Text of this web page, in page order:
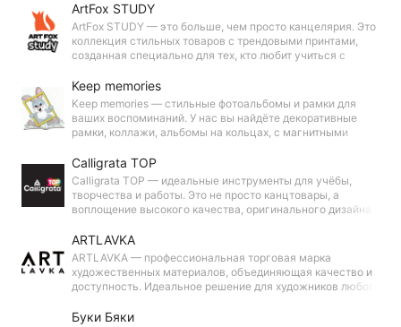
ArtFox STUDY
ArtFox STUDY — это больше, чем просто канцелярия. Это
коллекция стильных товаров с трендовыми принтами,
созданная специально для тех, кто любит учиться с
Keep memories
Keep memories — стильные фотоальбомы и рамки для
ваших воспоминаний. У нас вы найдёте декоративные
рамки, коллажи, альбомы на кольцах, с магнитными
самые дорогие моменты!
Calligrata TOP
Calligrata TOP — идеальные инструменты для учёбы,
творчества и работы. Это не просто канцтовары, а
воплощение высокого качества, оригинального дизайна и
к совершенству в деталях.
ARTLAVKA
ARTLAVKA — профессиональная торговая марка
художественных материалов, объединяющая качество и
доступность. Идеальное решение для художников любого
искусством и стремится создавать.
Буки Бяки